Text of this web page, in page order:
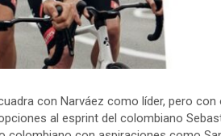
con Narváez como líder, pero
al esprint del colombiano